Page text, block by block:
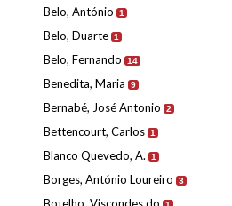
Belo, António 1
Belo, Duarte 1
Belo, Fernando 14
Benedita, Maria 9
Bernabé, José Antonio 2
Bettencourt, Carlos 1
Blanco Quevedo, A. 1
Borges, António Loureiro 3